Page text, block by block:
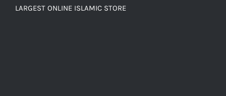
LARGEST ONLINE ISLAMIC STORE